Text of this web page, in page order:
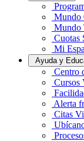
Mundo
Mundo
Cuotas
Mi
Ayuda y
Centro
Cursos
Alerta
Citas